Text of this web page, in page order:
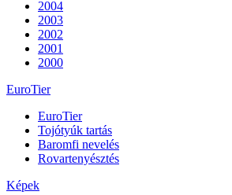
2004
2003
2002
2001
2000
EuroTier
EuroTier
Tojótyúk tartás
Baromfi nevelés
Rovartenyésztés
Képek